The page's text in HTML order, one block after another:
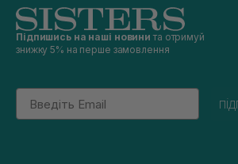
Підпишись на наші новини та отримуй
знижку 5% на перше замовлення
Email